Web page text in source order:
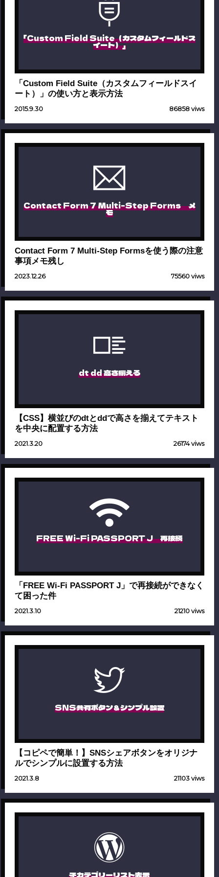
「Custom Field Suite（カスタムフィールドス
イート）」
「Custom Field Suite（カスタムフィールドスイ
ート）」の使い方と表示方法
2015.9.30 86858 viws
Contact Form 7 Multi-Step Forms メ
モ
Contact Form 7 Multi-Step Formsを使う際の注意
事項メモ残し
2023.12.26 75560 viws
dt dd 高さ揃える
【CSS】横並びのdtとddで高さを揃えてテキスト
を中央に配置する方法
2021.3.20 26174 viws
FREE Wi-Fi PASSPORT J 再接続
「FREE Wi-Fi PASSPORT J」で再接続ができなく
て困った件
2021.3.10 21210 viws
SNS共有ボタン＆シンプル設置
【コピペで簡単！】SNSシェアボタンをオリジナ
ルでシンプルに設置する方法
2021.3.8 21103 viws
子カテゴリーリスト表示